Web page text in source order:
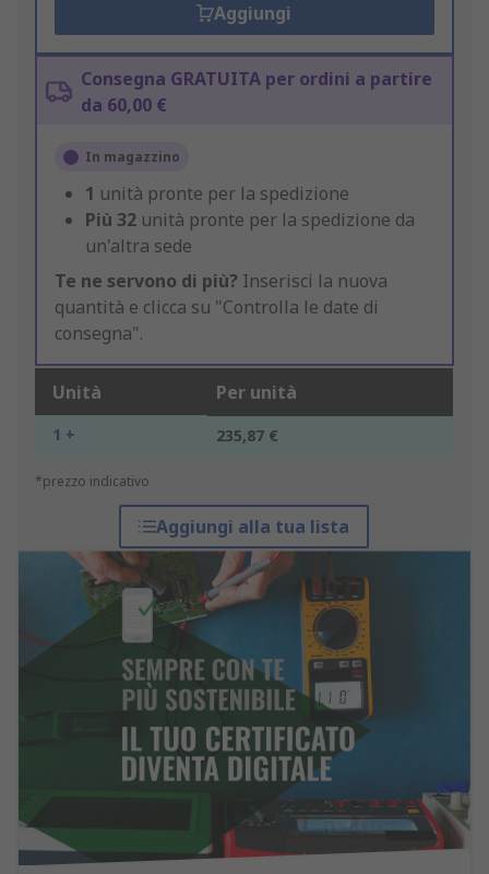
Aggiungi
Consegna GRATUITA per ordini a partire
da 60,00 €
In magazzino
1 unità pronte per la spedizione
Più 32 unità pronte per la spedizione da
un'altra sede
Te ne servono di più? Inserisci la nuova
quantità e clicca su "Controlla le date di
consegna".
Unità Per unità
1 + 235,87 €
*prezzo indicativo
Aggiungi alla tua lista